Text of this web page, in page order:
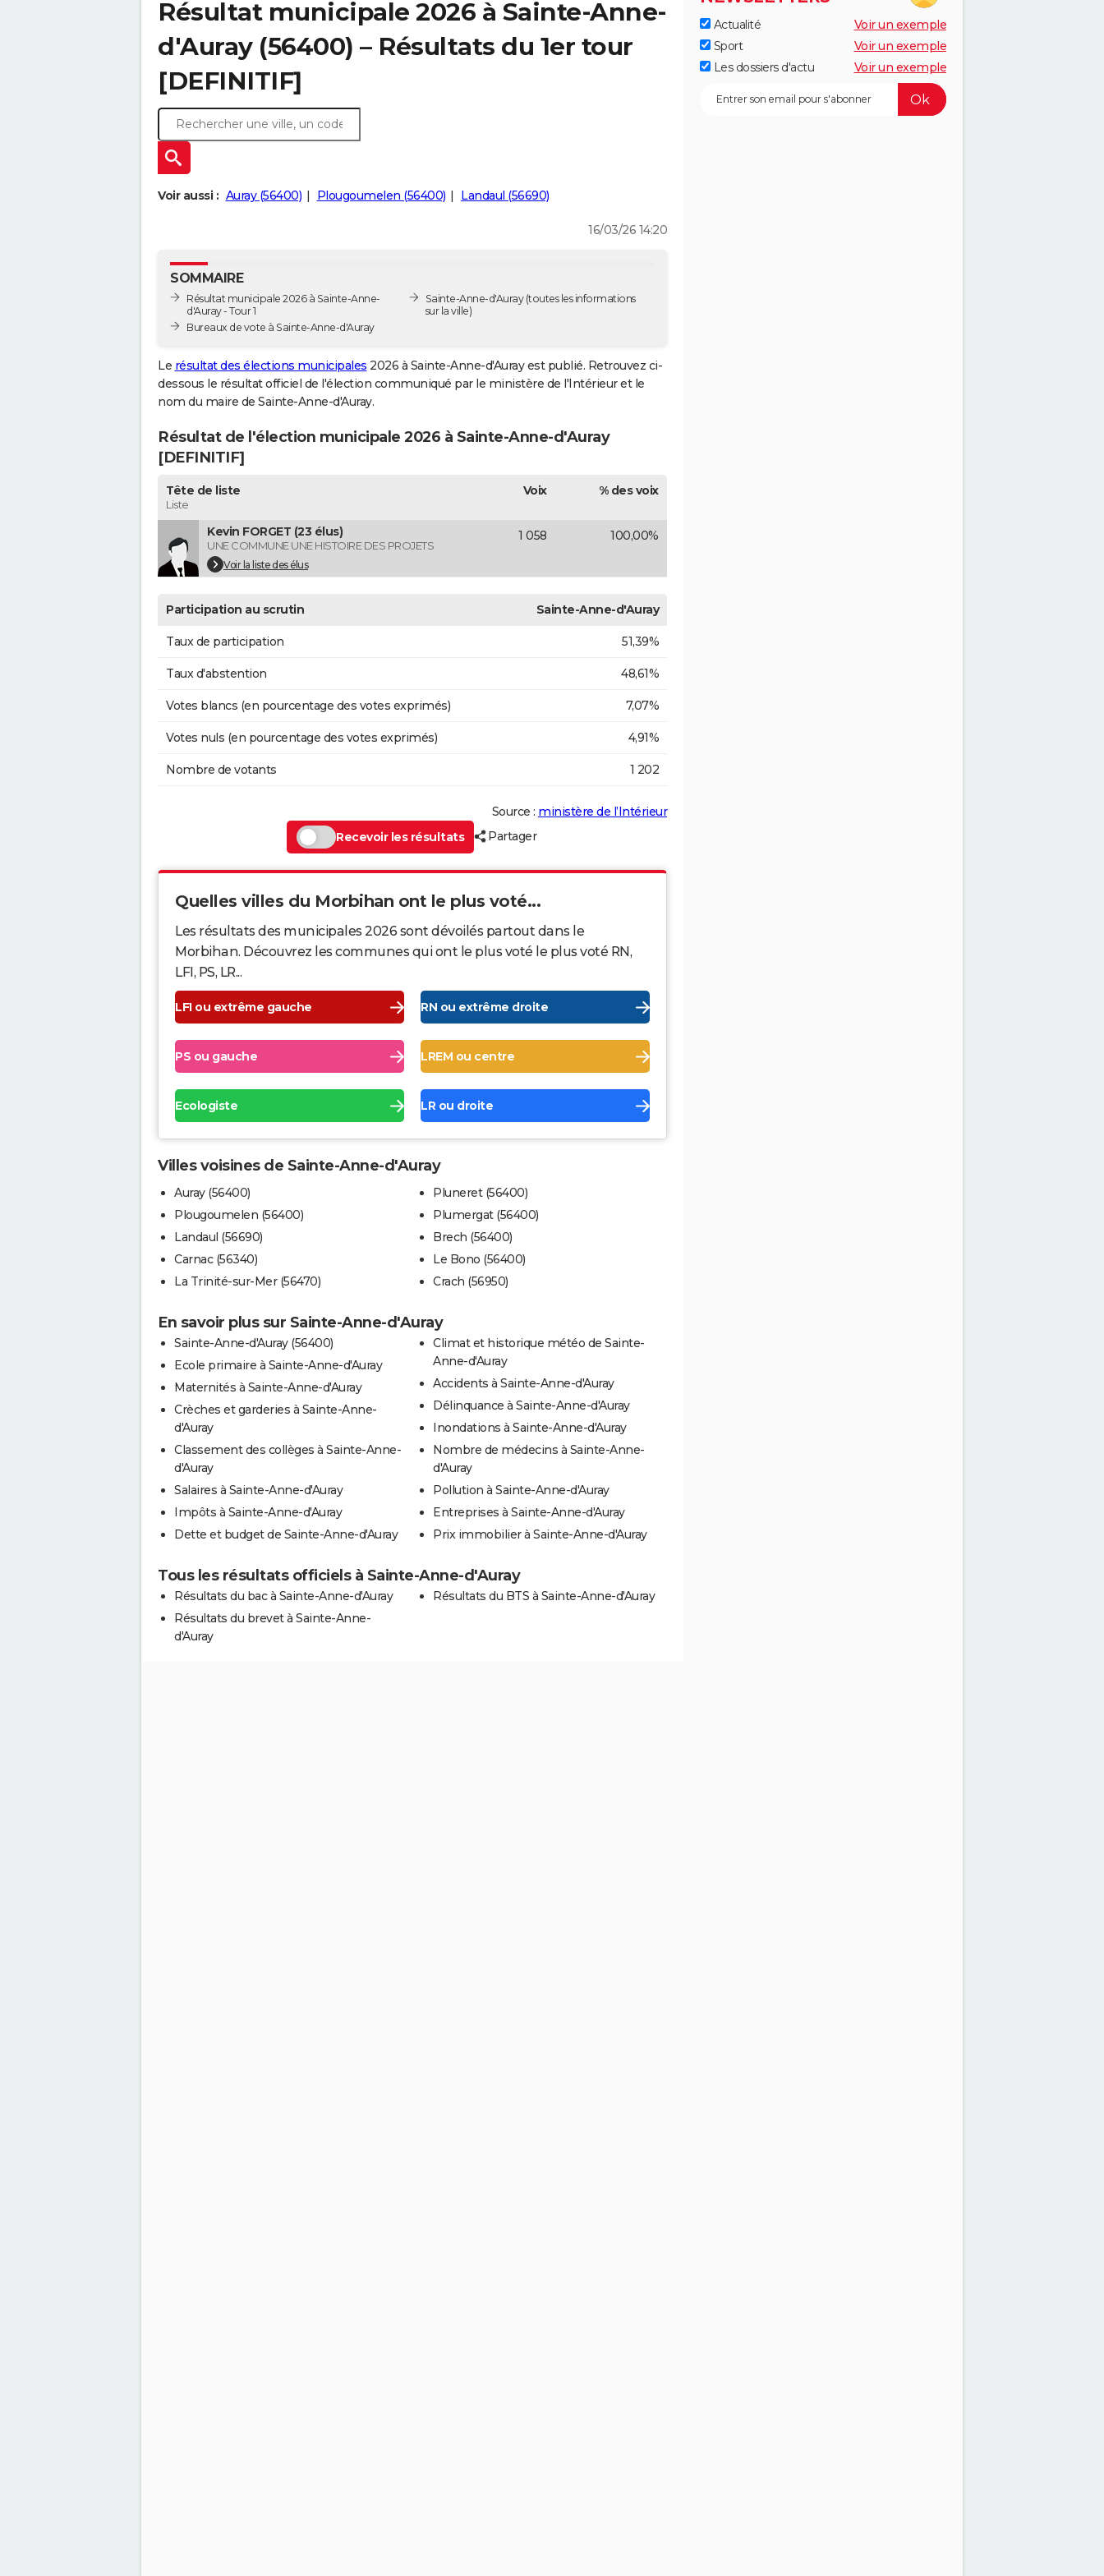
Résultat municipale 2026 à Sainte-Anne-
d'Auray (56400) – Résultats du 1er tour
[DEFINITIF]
Voir aussi : Auray (56400) Plougoumelen (56400) Landaul (56690)
16/03/26 14:20
SOMMAIRE
Résultat municipale 2026 à Sainte-Anne-
d'Auray - Tour 1
Bureaux de vote à Sainte-Anne-d'Auray
Sainte-Anne-d'Auray(toutes les informations
sur la ville)
Le résultat des élections municipales 2026 à Sainte-Anne-d'Auray est publié. Retrouvez ci-
dessous le résultat officiel de l'élection communiqué par le ministère de l'Intérieur et le
nom du maire de Sainte-Anne-d'Auray.
Résultat de l'élection municipale 2026 à Sainte-Anne-d'Auray
[DEFINITIF]
Tête de liste
Liste
Voix % des voix
Kevin FORGET (23 élus)
UNE COMMUNE UNE HISTOIRE DES PROJETS
Voir la liste des élus
1 058 100,00%
Participation au scrutin Sainte-Anne-d'Auray
Taux de participation 51,39%
Taux d'abstention 48,61%
Votes blancs (en pourcentage des votes exprimés) 7,07%
Votes nuls (en pourcentage des votes exprimés) 4,91%
Nombre de votants 1 202
Source : ministère de l’Intérieur
Recevoir les résultats
Partager
Quelles villes du Morbihan ont le plus voté...
Les résultats des municipales 2026 sont dévoilés partout dans le
Morbihan. Découvrez les communes qui ont le plus voté le plus voté RN,
LFI, PS, LR...
LFI ou extrême gauche RN ou extrême droite
PS ou gauche LREM ou centre
Ecologiste LR ou droite
Villes voisines de Sainte-Anne-d'Auray
Auray (56400)
Plougoumelen (56400)
Landaul (56690)
Carnac (56340)
La Trinité-sur-Mer (56470)
Pluneret (56400)
Plumergat (56400)
Brech (56400)
Le Bono (56400)
Crach (56950)
En savoir plus sur Sainte-Anne-d'Auray
Sainte-Anne-d'Auray (56400)
Ecole primaire à Sainte-Anne-d'Auray
Maternités à Sainte-Anne-d'Auray
Crèches et garderies à Sainte-Anne-
d'Auray
Classement des collèges à Sainte-Anne-
d'Auray
Salaires à Sainte-Anne-d'Auray
Impôts à Sainte-Anne-d'Auray
Dette et budget de Sainte-Anne-d'Auray
Climat et historique météo de Sainte-
Anne-d'Auray
Accidents à Sainte-Anne-d'Auray
Délinquance à Sainte-Anne-d'Auray
Inondations à Sainte-Anne-d'Auray
Nombre de médecins à Sainte-Anne-
d'Auray
Pollution à Sainte-Anne-d'Auray
Entreprises à Sainte-Anne-d'Auray
Prix immobilier à Sainte-Anne-d'Auray
Tous les résultats officiels à Sainte-Anne-d'Auray
Résultats du bac à Sainte-Anne-d'Auray
Résultats du brevet à Sainte-Anne-
d'Auray
Résultats du BTS à Sainte-Anne-d'Auray
Actualité
Voir un exemple
Sport
Voir un exemple
Les dossiers d'actu
Voir un exemple